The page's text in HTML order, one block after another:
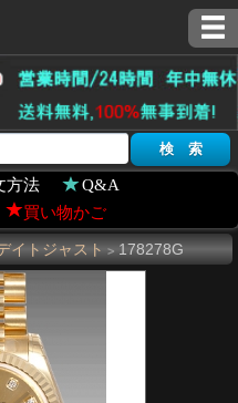
方法
Q&A
買い物かご
イトジャスト > 178278G